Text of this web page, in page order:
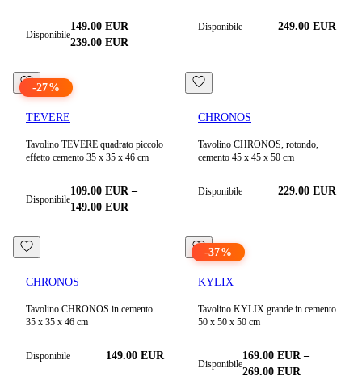
Disponibile
149.00 EUR
239.00 EUR
Disponibile 249.00 EUR
-27%
TEVERE
Tavolino TEVERE quadrato piccolo
effetto cemento 35 x 35 x 46 cm
Disponibile
109.00 EUR–
149.00 EUR
CHRONOS
Tavolino CHRONOS, rotondo,
cemento 45 x 45 x 50 cm
Disponibile 229.00 EUR
CHRONOS
Tavolino CHRONOS in cemento
35 x 35 x 46 cm
Disponibile 149.00 EUR
-37%
KYLIX
Tavolino KYLIX grande in cemento
50 x 50 x 50 cm
Disponibile
169.00 EUR–
269.00 EUR